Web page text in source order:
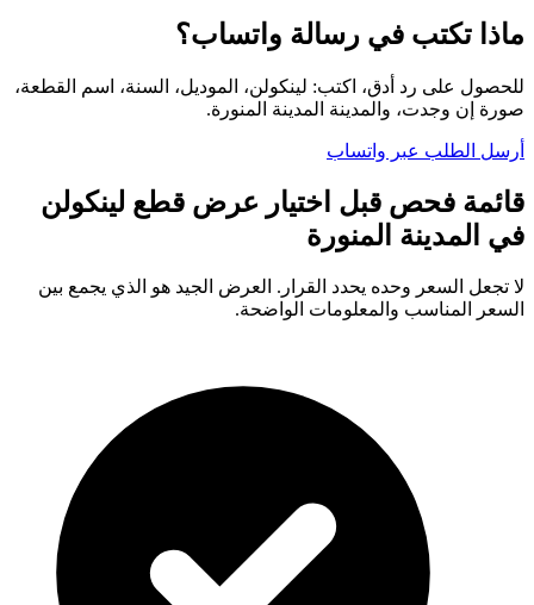
ماذا تكتب في رسالة واتساب؟
للحصول على رد أدق، اكتب: لينكولن، الموديل، السنة، اسم القطعة،
صورة إن وجدت، والمدينة المدينة المنورة.
أرسل الطلب عبر واتساب
قائمة فحص قبل اختيار عرض قطع لينكولن
في المدينة المنورة
لا تجعل السعر وحده يحدد القرار. العرض الجيد هو الذي يجمع بين
السعر المناسب والمعلومات الواضحة.